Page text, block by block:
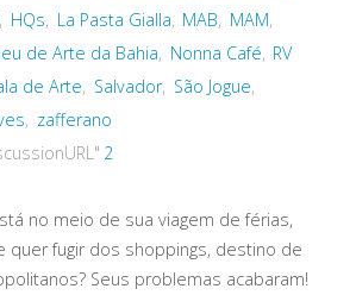
, HQs, La Pasta Gialla, MAB, MAM,
de Arte da Bahia, Nonna Café, RV
de Arte, Salvador, São Jogue,
, zafferano
2
no meio de sua viagem de férias,
quer fugir dos shoppings, destino de
Seus problemas acabaram!